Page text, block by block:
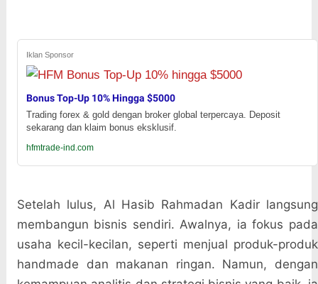
Iklan Sponsor
Bonus Top-Up 10% Hingga $5000
Trading forex & gold dengan broker global terpercaya. Deposit
sekarang dan klaim bonus eksklusif.
hfmtrade-ind.com
Setelah lulus, Al Hasib Rahmadan Kadir langsung
membangun bisnis sendiri. Awalnya, ia fokus pada
usaha kecil-kecilan, seperti menjual produk-produk
handmade dan makanan ringan. Namun, dengan